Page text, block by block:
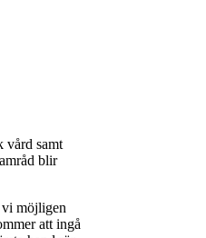
vård samt
blir
möjligen
att ingå